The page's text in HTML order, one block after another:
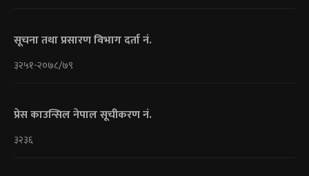
सूचना तथा प्रसारण विभाग दर्ता नं.
३२५१-२०७८/७९
प्रेस काउन्सिल नेपाल सूचीकरण नं.
३२३६